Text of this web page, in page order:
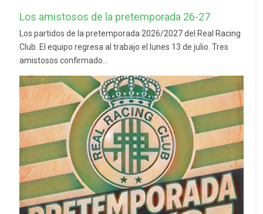
Los amistosos de la pretemporada 26-27
Los partidos de la pretemporada 2026/2027 del Real Racing
Club. El equipo regresa al trabajo el lunes 13 de julio. Tres
amistosos confirmado...